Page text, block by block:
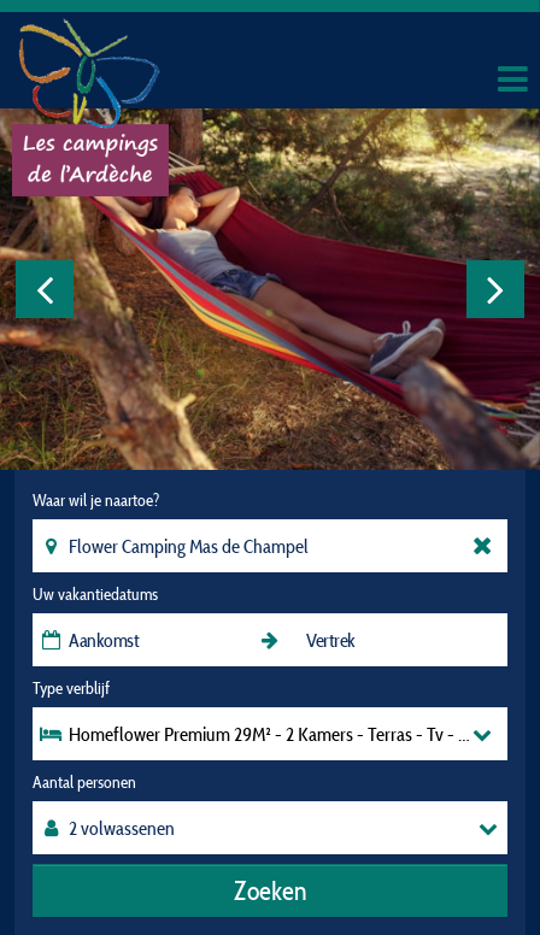
Waar wil je naartoe?
Uw vakantiedatums
Type verblijf
Homeflower Premium 29M² - 2 Kamers - Terras - Tv -
Aantal personen
Zoeken